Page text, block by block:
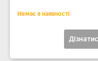
Немає в наявності